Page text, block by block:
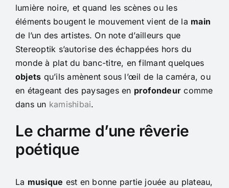
lumière noire, et quand les scènes ou les
éléments bougent le mouvement vient de la main
de l’un des artistes. On note d’ailleurs que
Stereoptik s’autorise des échappées hors du
monde à plat du banc-titre, en filmant quelques
objets qu’ils amènent sous l’œil de la caméra, ou
en étageant des paysages en profondeur comme
dans un kamishibai.
Le charme d’une rêverie
poétique
La musique est en bonne partie jouée au plateau,